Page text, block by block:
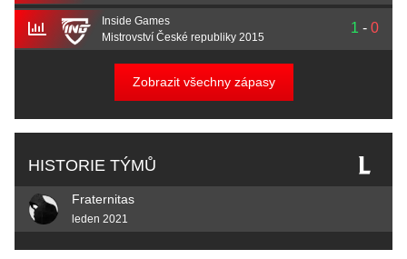
Inside Games
Mistrovství České republiky 2015
1 - 0
Zobrazit všechny zápasy
HISTORIE TÝMŮ
Fraternitas
leden 2021